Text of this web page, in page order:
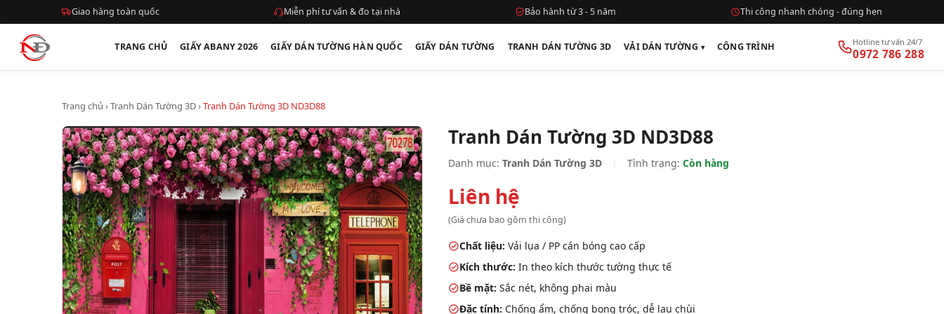
Giao hàng toàn quốc Miễn phí tư vấn & đo tại nhà Bảo hành từ 3 - 5 năm Thi công nhanh chóng - đúng hẹn
TRANG CHỦ GIẤY ABANY 2026 GIẤY DÁN TƯỜNG HÀN QUỐC GIẤY DÁN TƯỜNG TRANH DÁN TƯỜNG 3D VẢI DÁN TƯỜNG CÔNG TRÌNH Hotline tư vấn 24/7
0972 786 288
Trang chủ ›Tranh Dán Tường 3D›Tranh Dán Tường 3D ND3D88
Tranh Dán Tường 3D ND3D88
Danh mục: Tranh Dán Tường 3D Tình trạng: Còn hàng
Liên hệ
(Giá chưa bao gồm thi công)
Chất liệu: Vải lụa / PP cán bóng cao cấp
Kích thước: In theo kích thước tường thực tế
Bề mặt: Sắc nét, không phai màu
Đặc tính: Chống ẩm, chống bong tróc, dễ lau chùi